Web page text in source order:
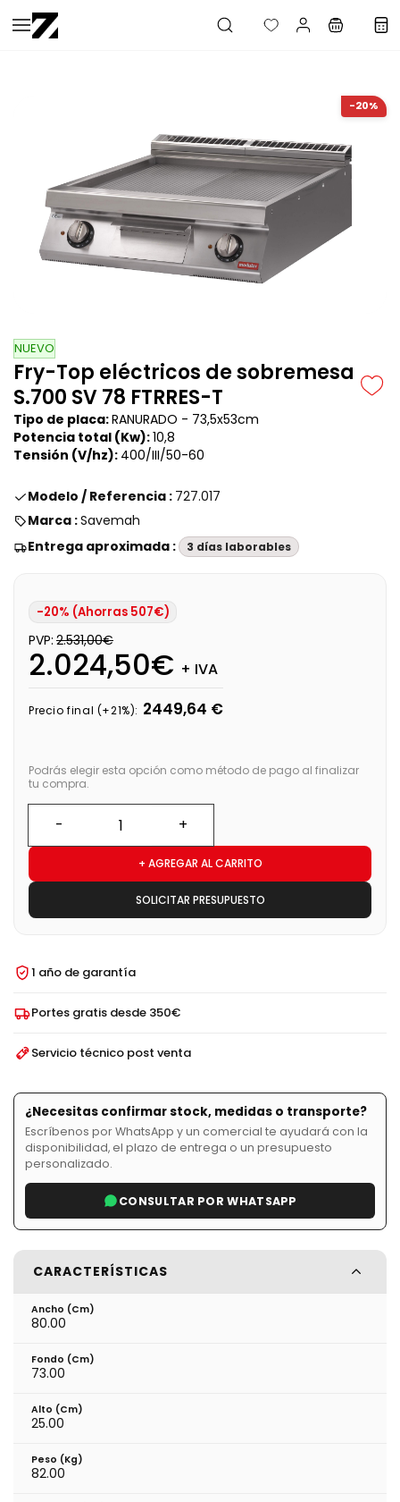
Saltar al
contenido
-20%
NUEVO
Fry-Top eléctricos de sobremesa
S.700 SV 78 FTRRES-T
Tipo de placa:RANURADO - 73,5x53cm
Potencia total (Kw):10,8
Tensión (V/hz): 400/III/50-60
Modelo / Referencia : 727.017
Marca :Savemah
Entrega aproximada :
3 días laborables
-20% (Ahorras 507€)
PVP: 2.531,00€
2.024,50€ + IVA
Precio final (+21%): 2449,64 €
Podrás elegir esta opción como método de pago al finalizar
tu compra.
+ AGREGAR AL CARRITO
SOLICITAR PRESUPUESTO
1 año de garantía
Portes gratis desde 350€
Servicio técnico post venta
¿Necesitas confirmar stock, medidas o transporte?
Escríbenos por WhatsApp y un comercial te ayudará con la
disponibilidad, el plazo de entrega o un presupuesto
personalizado.
CONSULTAR POR WHATSAPP
CARACTERÍSTICAS
Ancho (cm)
80.00
Fondo (cm)
73.00
Alto (cm)
25.00
Peso (kg)
82.00